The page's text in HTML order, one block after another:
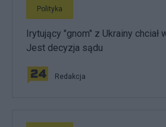
Polityka
Irytujący "gnom" z Ukrainy chciał
Jest decyzja sądu
Redakcja